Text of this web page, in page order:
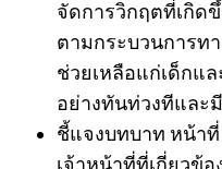
จัดการวิกฤตที่เกิด
ตามกระบวนการท
ช่วยเหลือแก่เด็กแ
อย่างทันท่วงทีและ
ชี้แจงบทบาท หน้า
เจ้าหน้าที่ที่เกี่ยวข้